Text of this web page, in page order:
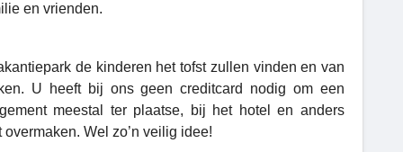
en vrienden.
de kinderen het tofst zullen vinden en van
U heeft bij ons geen creditcard nodig om een
meestal ter plaatse, bij het hotel en anders
Wel zo’n veilig idee!